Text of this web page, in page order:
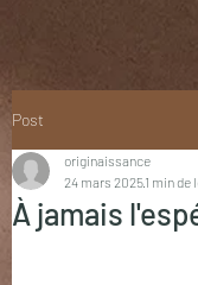
Post
À jamais
originaissance
24 mars 20251 min de